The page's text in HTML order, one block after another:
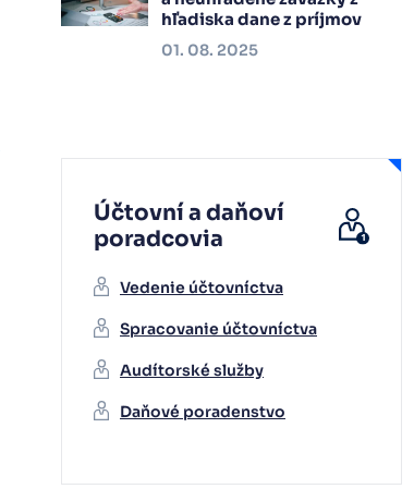
hľadiska dane z príjmov
01. 08. 2025
Účtovní a daňoví
poradcovia
Vedenie účtovníctva
Spracovanie účtovníctva
Audítorské služby
Daňové poradenstvo